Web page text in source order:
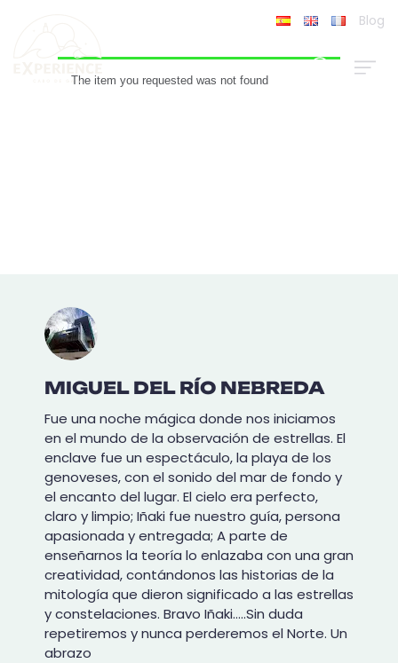
Blog
MIGUEL DEL RÍO NEBREDA
Fue una noche mágica donde nos iniciamos
en el mundo de la observación de estrellas. El
enclave fue un espectáculo, la playa de los
genoveses, con el sonido del mar de fondo y
el encanto del lugar. El cielo era perfecto,
claro y limpio; Iñaki fue nuestro guía, persona
apasionada y entregada; A parte de
enseñarnos la teoría lo enlazaba con una gran
creatividad, contándonos las historias de la
mitología que dieron significado a las estrellas
y constelaciones. Bravo Iñaki…..Sin duda
repetiremos y nunca perderemos el Norte. Un
abrazo